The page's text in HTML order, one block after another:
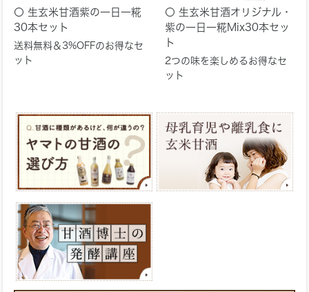
生玄米甘酒紫の一日一糀
30本セット
送料無料＆3%OFFのお得なセ
ット
生玄米甘酒オリジナル・
紫の一日一糀Mix30本セッ
ト
2つの味を楽しめるお得なセ
ット